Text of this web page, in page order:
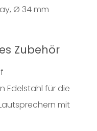
Ø 34 mm
Zubehör
Edelstahl für die
mit